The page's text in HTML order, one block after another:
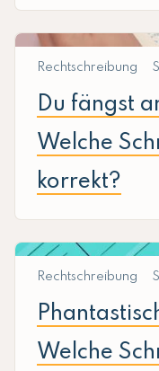
Rechtschreibung
Du fängst
Welche
korrekt?
Rechtschreibung
Welche